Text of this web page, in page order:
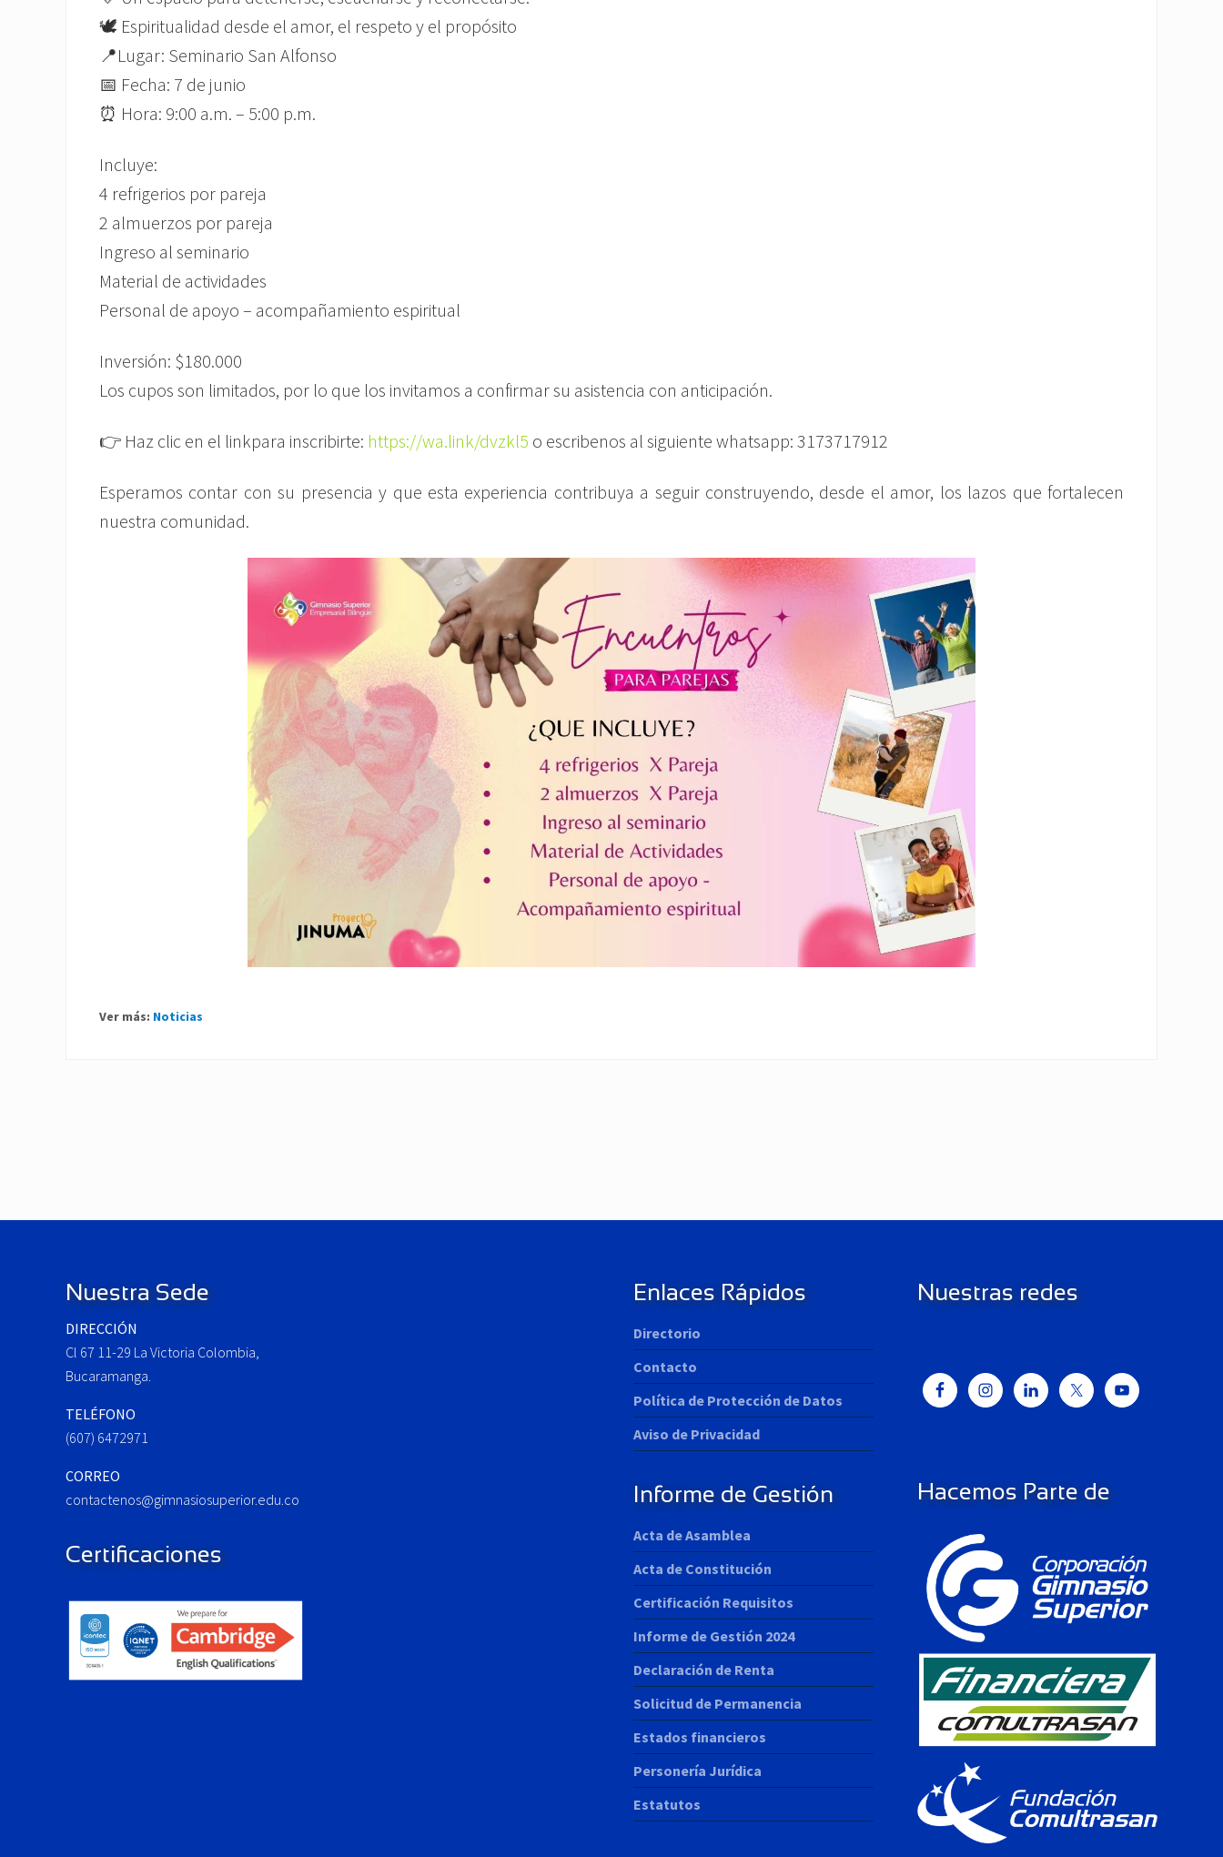
🕊️ Espiritualidad desde el amor, el respeto y el propósito
📍Lugar: Seminario San Alfonso
📅 Fecha: 7 de junio
⏰ Hora: 9:00 a.m. – 5:00 p.m.
Incluye:
4 refrigerios por pareja
2 almuerzos por pareja
Ingreso al seminario
Material de actividades
Personal de apoyo – acompañamiento espiritual
Inversión: $180.000
Los cupos son limitados, por lo que los invitamos a confirmar su asistencia con anticipación.
👉 Haz clic en el linkpara inscribirte: https://wa.link/dvzkl5 o escribenos al siguiente whatsapp: 3173717912
Esperamos contar con su presencia y que esta experiencia contribuya a seguir construyendo, desde el amor, los lazos que fortalecen
nuestra comunidad.
Ver más: Noticias
o
P
s
t
:
o
:
Nuestra Sede
DIRECCIÓN
Cl 67 11-29 La Victoria Colombia,
Bucaramanga.
TELÉFONO
(607) 6472971
CORREO
contactenos@gimnasiosuperior.edu.co
Certificaciones
Enlaces Rápidos
Directorio
Contacto
Política de Protección de Datos
Aviso de Privacidad
Informe de Gestión
Acta de Asamblea
Acta de Constitución
Certificación Requisitos
Informe de Gestión 2024
Declaración de Renta
Solicitud de Permanencia
Estados financieros
Personería Jurídica
Estatutos
Nuestras redes
Hacemos Parte de